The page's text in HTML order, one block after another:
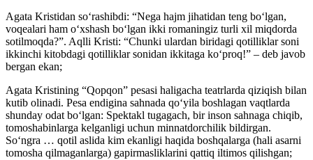
Agata Kristidan so‘rashibdi: “Nega hajm jihatidan teng bo‘lgan,
voqealari ham o‘xshash bo‘lgan ikki romaningiz turli xil miqdorda
sotilmoqda?”. Aqlli Kristi: “Chunki ulardan biridagi qotilliklar soni
ikkinchi kitobdagi qotilliklar sonidan ikkitaga ko‘proq!” – deb javob
bergan ekan;
Agata Kristining “Qopqon” pesasi haligacha teatrlarda qiziqish bilan
kutib olinadi. Pesa endigina sahnada qo‘yila boshlagan vaqtlarda
shunday odat bo‘lgan: Spektakl tugagach, bir inson sahnaga chiqib,
tomoshabinlarga kelganligi uchun minnatdorchilik bildirgan.
So‘ngra … qotil aslida kim ekanligi haqida boshqalarga (hali asarni
tomosha qilmaganlarga) gapirmasliklarini qattiq iltimos qilishgan;